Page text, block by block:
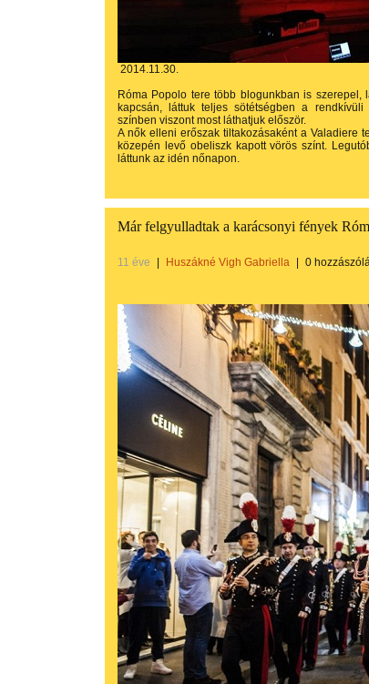
2014.11.30.
Róma Popolo tere több blogunkban is
kapcsán, láttuk teljes sötétségben a
színben viszont most láthatjuk először.
A nők elleni erőszak tiltakozásaként a Valadiere
közepén levő obeliszk kapott vörös színt.
láttunk az idén nőnapon.
Már felgyulladtak a karácsonyi fények
11 éve Huszákné Vigh Gabriella 0